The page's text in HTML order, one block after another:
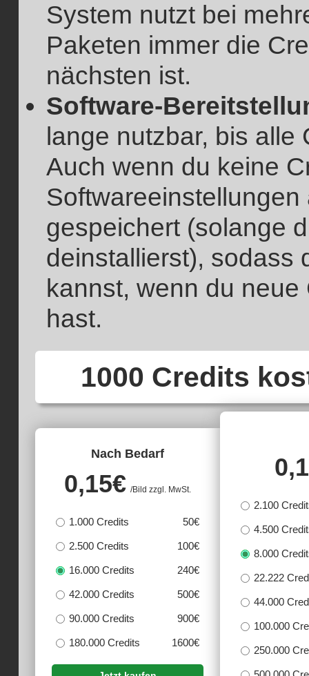
System nutzt bei
Paketen immer die
nächsten ist.
Software-
lange nutzbar, bis
Auch wenn du keine
gespeichert (solange
deinstallierst), sodass
kannst, wenn du
hast.
1000 Credits
Nach Bedarf
0,15€ /Bild zzgl. MwSt.
1.000 Credits 50€
2.500 Credits 100€
16.000 Credits 240€
42.000 Credits 500€
90.000 Credits 900€
180.000 Credits 1600€
2.100
4.500
8.000
22.222
44.000
100.000
250.000